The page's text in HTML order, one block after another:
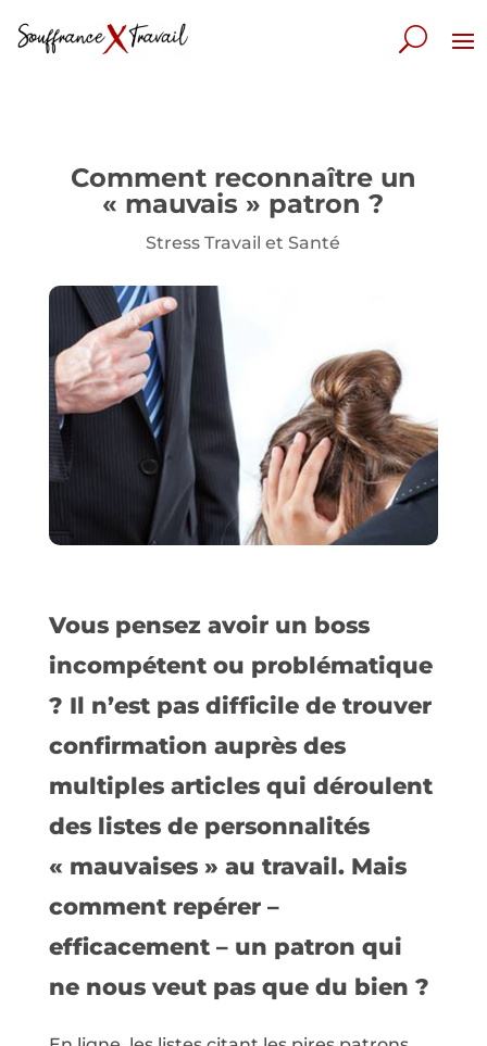
Comment reconnaître un
« mauvais » patron ?
Stress Travail et Santé
Vous pensez avoir un boss
incompétent ou problématique
? Il n’est pas difficile de trouver
confirmation auprès des
multiples articles qui déroulent
des listes de personnalités
« mauvaises » au travail. Mais
comment repérer –
efficacement – un patron qui
ne nous veut pas que du bien ?